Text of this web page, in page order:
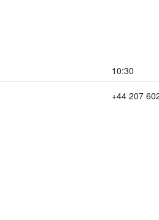
10:30
+44 207